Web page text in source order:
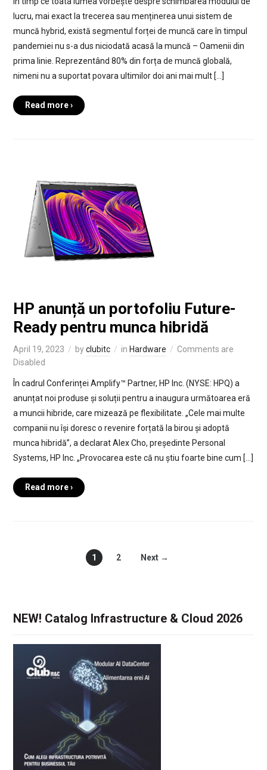
lucru, mai exact la trecerea sau menținerea unui sistem de
muncă hybrid, există segmentul forței de muncă care în timpul
pandemiei nu s-a dus niciodată acasă la muncă – Oamenii din
prima linie. Reprezentând 80% din forța de muncă globală,
nimeni nu a suportat povara ultimilor doi ani mai mult […]
Read more ›
HP anunță un portofoliu Future-
Ready pentru munca hibridă
April 19, 2023 byclubitc in Hardware
Comments are
Disabled
În cadrul Conferinței Amplify™ Partner, HP Inc. (NYSE: HPQ) a
anunțat noi produse și soluții pentru a inaugura următoarea eră
a muncii hibride, care mizează pe flexibilitate. „Cele mai multe
companii nu își doresc o revenire forțată la birou și adoptă
munca hibridă”, a declarat Alex Cho, președinte Personal
Systems, HP Inc. „Provocarea este că nu știu foarte bine cum […]
Read more ›
1 2 Next →
NEW! Catalog Infrastructure & Cloud 2026